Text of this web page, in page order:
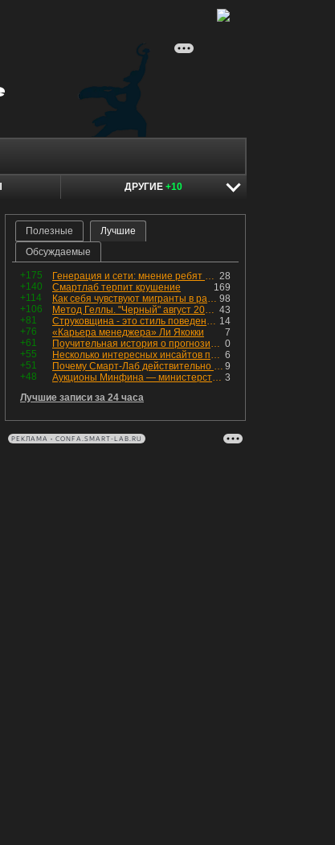
ДРУГИЕ +10
Полезные
Лучшие
Обсуждаемые
+175 28
Генерация и сети: мнение ребят из индустрии
+140
169
Смартлаб терпит крушение
+114
98
Как себя чувствуют мигранты в раю, в который они так стремились
+106
43
Метод Геллы. "Черный" август 2026 - быть или не быть?
+81
14
Струковщина - это стиль поведения, известный всем в секторе золотодобычи.
+76
7
«Карьера менеджера» Ли Якокки
+61
0
Поучительная история о прогнозировании
+55
6
Несколько интересных инсайтов по "Озону"
+51
9
Почему Смарт-Лаб действительно протух
+48
3
Аукционы Минфина — министерство всё ещё не придумало "лекарство" для рынка ОФЗ. Ликвидности банкам не хватает это по РЕПО аукционам!
Лучшие записи за 24 часа
РЕКЛАМА • CONFA.SMART-LAB.RU